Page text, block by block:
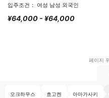
입주조건： 여성 남성 외국인
¥64,000 - ¥64,000
오크하우스 효고켄 아마가사키